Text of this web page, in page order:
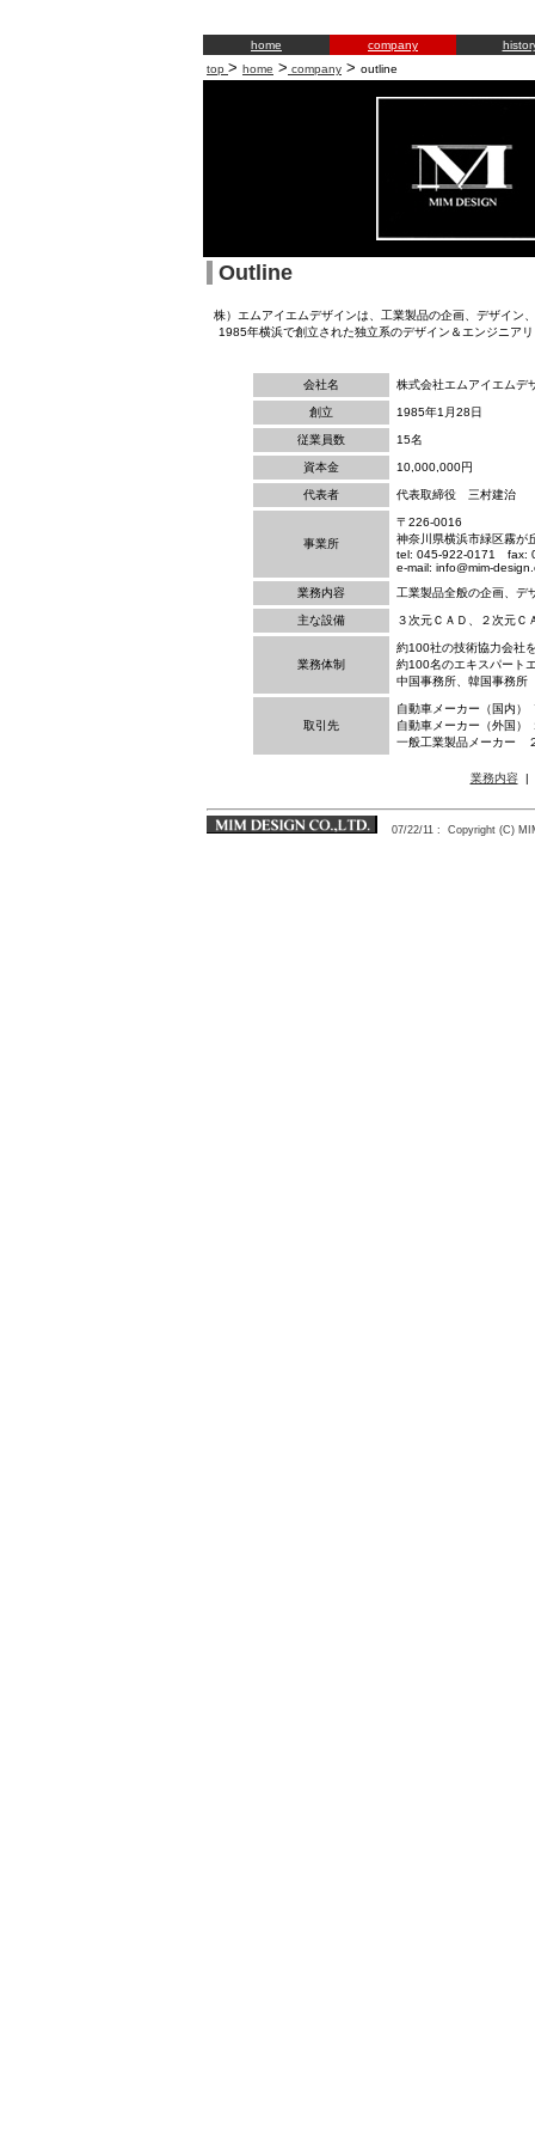
home company
top > home > company > outline
Outline
株）エムアイエムデザインは、工業製品の企画、デザイン
1985年横浜で創立された独立系のデザイン＆エンジニア
会社名 株式会社エムアイエムデ
創立 1985年1月28日
従業員数 15名
資本金 10,000,000円
代表者 代表取締役 三村建治
事業所
〒226-0016
神奈川県横浜市緑区霧が
tel: 045-922-0171 fax:
e-mail: info@mim-
業務内容
工業製品全般の企画、デ
主な設備 ３次元ＣＡＤ、２次元Ｃ
業務体制
約100社の技術協力会社
約100名のエキスパート
中国事務所、韓国事務所
取引先
自動車メーカー（国内）
自動車メーカー（外国）
一般工業製品メーカー
業務内容|
07/22/11 : Copyright (C)